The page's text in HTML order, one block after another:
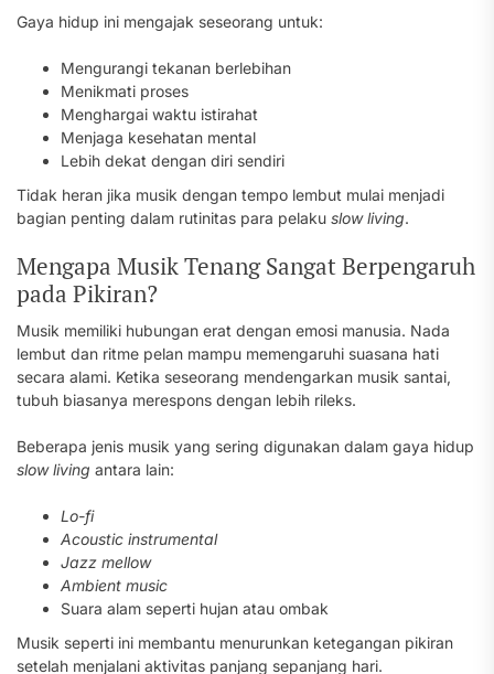
Gaya hidup ini mengajak seseorang untuk:
Mengurangi tekanan berlebihan
Menikmati proses
Menghargai waktu istirahat
Menjaga kesehatan mental
Lebih dekat dengan diri sendiri
Tidak heran jika musik dengan tempo lembut mulai menjadi
bagian penting dalam rutinitas para pelaku slow living.
Mengapa Musik Tenang Sangat Berpengaruh
pada Pikiran?
Musik memiliki hubungan erat dengan emosi manusia. Nada
lembut dan ritme pelan mampu memengaruhi suasana hati
secara alami. Ketika seseorang mendengarkan musik santai,
tubuh biasanya merespons dengan lebih rileks.
Beberapa jenis musik yang sering digunakan dalam gaya hidup
slow living antara lain:
Lo-fi
Acoustic instrumental
Jazz mellow
Ambient music
Suara alam seperti hujan atau ombak
Musik seperti ini membantu menurunkan ketegangan pikiran
setelah menjalani aktivitas panjang sepanjang hari.